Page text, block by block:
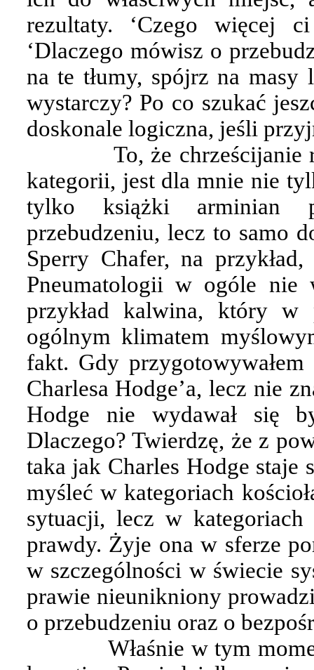
rezultaty. ‘Czego więcej
‘Dlaczego mówisz o
na te tłumy, spójrz na
wystarczy? Po co szukać
doskonale logiczna, jeśli
To, że
kategorii, jest dla mnie nie
tylko książki arminian
przebudzeniu, lecz to samo
Sperry Chafer, na
Pneumatologii w ogóle nie
przykład kalwina, który w
ogólnym klimatem
fakt. Gdy
Charlesa Hodge’a, lecz nie
Hodge nie wydawał się
Dlaczego? Twierdzę, że z
taka jak Charles Hodge staje
myśleć w kategoriach
sytuacji, lecz w
prawdy. Żyje ona w sferze
w szczególności w świecie
prawie nieunikniony
o przebudzeniu oraz o
Właśnie w tym